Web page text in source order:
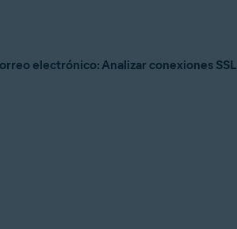
electrónico: Analizar conexiones SSL